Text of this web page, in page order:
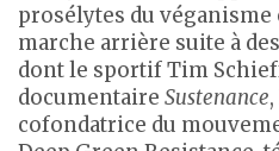
prosélytes du
marche arrière suite à
dont le sportif Tim
documentaire Sustenance
cofondatrice du